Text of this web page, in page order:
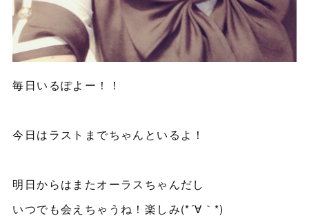
毎日いるぽよー！！
今日はラストまでちゃんといるよ！
明日からはまたオーラスちゃんだし
いつでも会えちゃうね！楽しみ(*´∀｀*)